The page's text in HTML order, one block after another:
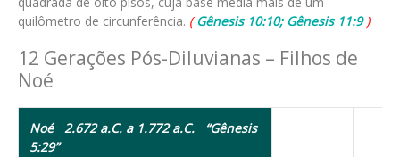
quilômetro de circunferência. (Gênesis 10:10; Gênesis 11:9).
12 Gerações Pós-Diluvianas – Filhos de
Noé
Noé 2.672 a.C. a 1.772 a.C.
“Gênesis
5:29”